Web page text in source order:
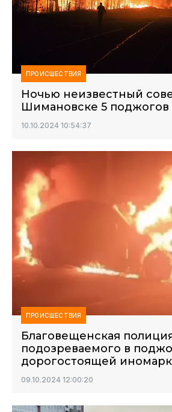
ПРОИСШЕСТВИЯ
Ночью неизвестный
Шимановске 5 поджогов
10.10.2024 10:54:37
ПРОИСШЕСТВИЯ
Благовещенская
подозреваемого в
дорогостоящей
09.10.2024 12:00:20